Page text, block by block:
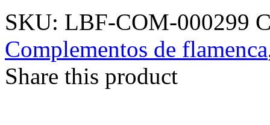
SKU: LBF-COM-000299
Complementos de flamenca
Share this product